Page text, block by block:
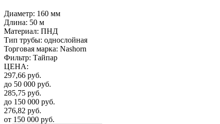
Диаметр: 160 мм
Длина: 50 м
Материал: ПНД
Тип трубы: однослойная
Торговая марка: Nashorn
Фильтр: Тайпар
ЦЕНА:
297,66 руб.
до 50 000 руб.
285,75 руб.
до 150 000 руб.
276,82 руб.
от 150 000 руб.